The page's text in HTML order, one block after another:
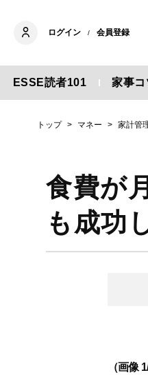
ログイン / 会員登録
ESSE読者101 家事コ
トップ マネー 家計管
食費が
も成功
（画像